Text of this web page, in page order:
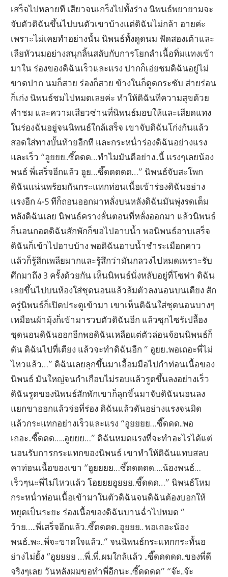
เสร็จไปหลายที เสียวจนเกร็งไปทั้งร่าง นิพนธ์พยายามจะ
จับตัวดิฉันขึ้นไปบนตัวเขาบ้างแต่ดิฉันไม่กล้า อายค่ะ
เพราะไม่เคยทำอย่างนั้น นิพนธ์ทั้งดูดนม ฟัดสองเต้าและ
เลียหัวนมอย่างสนุกลิ้นสลับกับการโยกลำเนื้อทิ่มแทงเข้า
มาใน ร่องของดิฉันเร็วและแรง ปากก็เอ่ยชมดิฉันอยู่ไม่
ขาดปาก นมก็สวย ร่องก็สวย ข้างในก็ดูดกระชับ ส่ายร่อน
ก็เก่ง นิพนธ์ชมไปหมดเลยค่ะ ทำให้ดิฉันทีความสุขด้วย
คำชม และความเสียวซ่านที่นิพนธ์มอบให้และเสียดแทง
ในร่องฉันอยู่จนนิพนธ์ใกล้เสร็จ เขาจับดิฉันโก่งก้นแล้ว
สอดใส่ทางบั้นท้ายอีกที และกระหน่ำร่องดิฉันอย่างแรง
และเร็ว “อูยยย..ซี๊ดดด…ทำไมมันดีอย่าง..นี้ แรงๆเลยน้อง
พนธ์ พี่เสร็จอีกแล้ว อูย…ซี๊ดดดดด…” นิพนธ์จับสะโพก
ดิฉันแน่นพร้อมกันกระแทกท่อนเนื้อเข้าร่องดิฉันอย่าง
แรงอีก 4-5 ทีก็ถอนออกมาหลั่งบนหลังดิฉันมันพุ่งรดเต็ม
หลังดิฉันเลย นิพนธ์ครางลั่นตอนที่หลั่งออกมา แล้วนิพนธ์
ก็นอนกอดดิฉันสักพักก็ขอไปอาบน้ำ พอนิพนธ์อาบเสร็จ
ดิฉันก็เข้าไปอาบบ้าง พอดิฉันอาบน้ำชำระเมือกคาว
แล้วก็รู้สึกเพลียมากและรู้สึกว่ามันกลวงไปหมดเพราะรับ
ศึกมาถึง 3 ครั้งด้วยกัน เห็นนิพนธ์นั่งหลับอยู่ที่โซฟา ดิฉัน
เลยขึ้นไปบนห้องใส่ชุดนอนแล้วล้มตัวลงนอนบนเตียง สัก
ครู่นิพนธ์ก็เปิดประตูเข้ามา เขาเห็นดิฉันใส่ชุดนอนบางๆ
เหมือนผ้ามุ้งก็เข้ามารวบตัวดิฉันอีก แล้วซุกไซร้เปลื้อง
ชุดนอนดิฉันออกอีกพอดิฉันเหลือแต่ตัวล่อนจ้อนนิพนธ์ก็
ดัน ดิฉันไปที่เตียง แล้วจะทำดิฉันอีก ” อูยย..พอเถอะพี่ไม่
ไหวแล้ว…” ดิฉันเลยลุกขึ้นมาเอื้อมมือไปกำท่อนเนื้อของ
นิพนธ์ มันใหญ่จนกำเกือบไม่รอบแล้วรูดขึ้นลงอย่างเร็ว
ดิฉันรูดของนิพนธ์สักพักเขาก็ลุกขึ้นมาจับดิฉันนอนลง
แยกขาออกแล้วจ่อที่ร่อง ดิฉันแล้วดันอย่างแรงจนมิด
แล้วกระแทกอย่างเร็วและแรง “อูยยยย…ซี๊ดดด..พอ
เถอะ..ซี๊ดดด…..อูยยย…” ดิฉันหมดแรงที่จะทำอะไรได้แต่
นอนรับการกระแทกของนิพนธ์ เขาทำให้ดิฉันแทบสลบ
คาท่อนเนื้อของเขา “อูยยยย…ซี๊ดดดดด….น้องพนธ์…
เร็วๆนะพี่ไม่ไหวแล้ว โอยยยอูยยย..ซี๊ดดด…” นิพนธ์โหม
กระหน่ำท่อนเนื้อเข้ามาในตัวดิฉันจนดิฉันต้องบอกให้
หยุดเป็นระยะ ร่องเนื้อของดิฉันบานฉ่ำไปหมด ”
ว้าย…..พี่เสร็จอีกแล้ว..ซี๊ดดดด..อูยยย.. พอเถอะน้อง
พนธ์..พะ..พี่จะขาดใจแล้ว..” จนนิพนธ์กระแทกกระทั้นอ
ย่างไม่ยั้ง “อูยยยย …พี่..พี่..ผมใกล้แล้ว ..ซี๊ดดดดด..ของพี่ดี
จริงๆเลย วันหลังผมขอทำพี่อีกนะ..ซี๊ดดดด” “จ๊ะ..จ๊ะ